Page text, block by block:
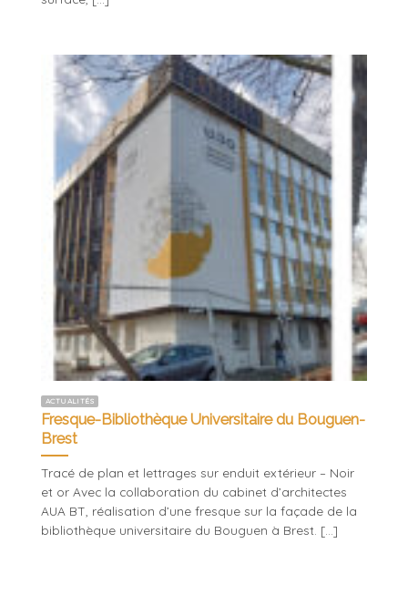
ACTUALITÉS
Fresque-Bibliothèque Universitaire du Bouguen-
Brest
Tracé de plan et lettrages sur enduit extérieur – Noir
et or Avec la collaboration du cabinet d’architectes
AUA BT, réalisation d’une fresque sur la façade de la
bibliothèque universitaire du Bouguen à Brest. [...]